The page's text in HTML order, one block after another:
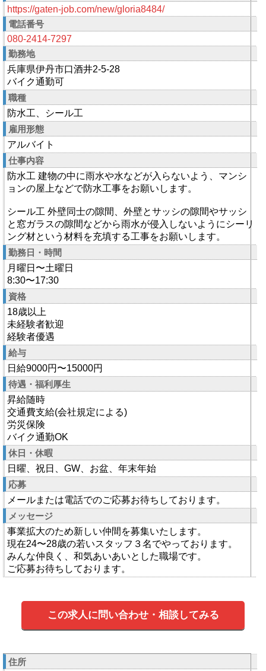
https://gaten-job.com/new/gloria8484/
電話番号
080-2414-7297
勤務地
兵庫県伊丹市口酒井2-5-28
バイク通勤可
職種
防水工、シール工
雇用形態
アルバイト
仕事内容
防水工 建物の中に雨水や水などが入らないよう、マンシ
ョンの屋上などで防水工事をお願いします。
シール工 外壁同士の隙間、外壁とサッシの隙間やサッシ
と窓ガラスの隙間などから雨水が侵入しないようにシーリ
ング材という材料を充填する工事をお願いします。
勤務日・時間
月曜日〜土曜日
8:30〜17:30
資格
18歳以上
未経験者歓迎
経験者優遇
給与
日給9000円〜15000円
待遇・福利厚生
昇給随時
交通費支給(会社規定による)
労災保険
バイク通勤OK
休日・休暇
日曜、祝日、GW、お盆、年末年始
応募
メールまたは電話でのご応募お待ちしております。
メッセージ
事業拡大のため新しい仲間を募集いたします。
現在24〜28歳の若いスタッフ３名でやっております。
みんな仲良く、和気あいあいとした職場です。
ご応募お待ちしております。
この求人に問い合わせ・相談してみる
住所